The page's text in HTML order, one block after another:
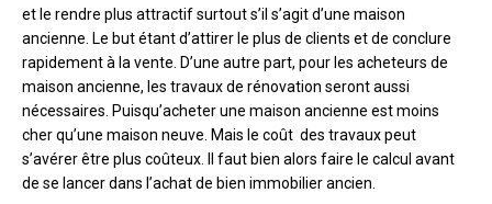
et le rendre plus attractif surtout s’il s’agit d’une maison
ancienne. Le but étant d’attirer le plus de clients et de conclure
rapidement à la vente. D’une autre part, pour les acheteurs de
maison ancienne, les travaux de rénovation seront aussi
nécessaires. Puisqu’acheter une maison ancienne est moins
cher qu’une maison neuve. Mais le coût des travaux peut
s’avérer être plus coûteux. Il faut bien alors faire le calcul avant
de se lancer dans l’achat de bien immobilier ancien.